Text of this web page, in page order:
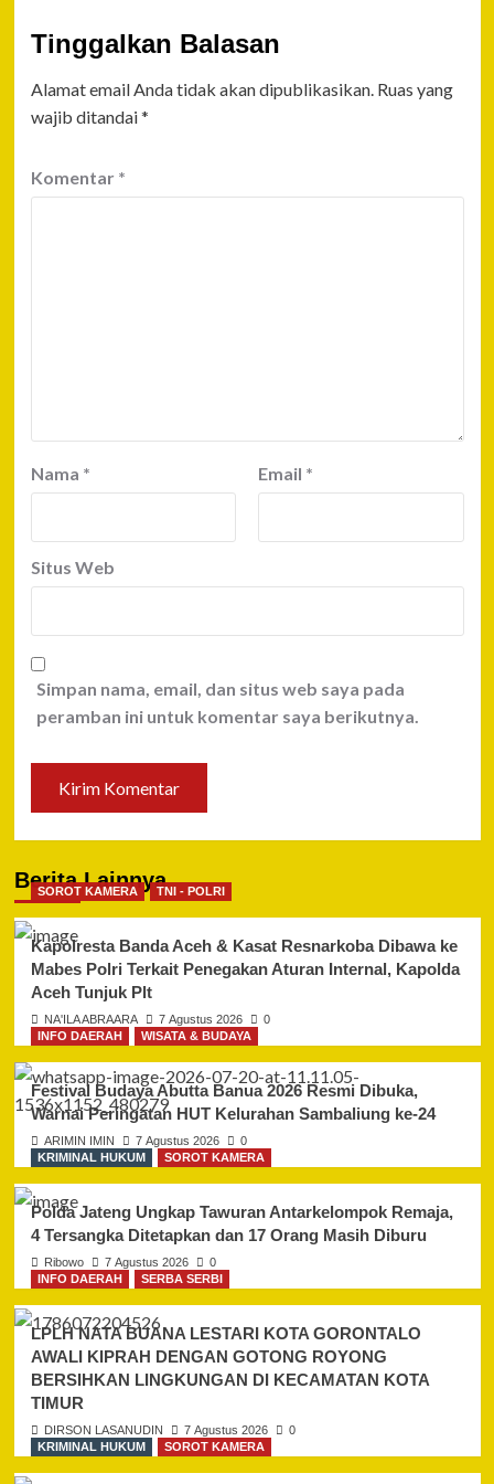
Tinggalkan Balasan
Alamat email Anda tidak akan dipublikasikan. Ruas yang
wajib ditandai*
Komentar *
Nama * Email *
Situs Web
Simpan nama, email, dan situs web saya pada
peramban ini untuk komentar saya berikutnya.
Berita Lainnya
SOROT KAMERA TNI - POLRI
Kapolresta Banda Aceh & Kasat Resnarkoba Dibawa ke
Mabes Polri Terkait Penegakan Aturan Internal, Kapolda
Aceh Tunjuk Plt
NA'ILA ABRAARA 7 Agustus 2026
0
INFO DAERAH
WISATA & BUDAYA
Festival Budaya Abutta Banua 2026 Resmi Dibuka,
Warnai Peringatan HUT Kelurahan Sambaliung ke-24
ARIMIN IMIN 7 Agustus 2026
0
KRIMINAL HUKUM
SOROT KAMERA
Polda Jateng Ungkap Tawuran Antarkelompok Remaja,
4 Tersangka Ditetapkan dan 17 Orang Masih Diburu
Ribowo 7 Agustus 2026
0
INFO DAERAH
SERBA SERBI
LPLH NATA BUANA LESTARI KOTA GORONTALO
AWALI KIPRAH DENGAN GOTONG ROYONG
BERSIHKAN LINGKUNGAN DI KECAMATAN KOTA
TIMUR
DIRSON LASANUDIN 7 Agustus 2026
0
KRIMINAL HUKUM
SOROT KAMERA